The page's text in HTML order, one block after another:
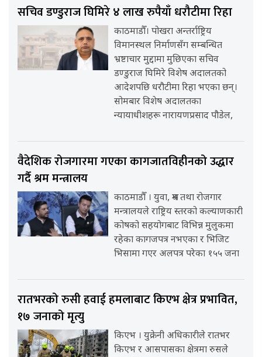
सचिव डण्डुराज घिमिरे ४ लाख रुपैयाँ धरौटीमा रिहा
काठमाडौँ। पोखरा अन्तर्राष्ट्रिय
विमानस्थल निर्माणसँग सम्बन्धित
भ्रष्टाचार मुद्दामा मुछिएका सचिव
डण्डुराज घिमिरे विशेष अदालतको
आदेशपछि धरौटीमा रिहा भएका छन्।
सोमबार विशेष अदालतका
न्यायाधीशहरू नारायणप्रसाद पौडेल,
वैदेशिक रोजगारमा गएका कागजातविहीनको उद्धार
गर्दै श्रम मन्त्रालय
काठमाडौँ । युवा, श्रम तथा रोजगार
मन्त्रालयले राष्ट्रिय स्तरको कल्याणकारी
कोषको सहयोगबाट विभिन्न मुलुकमा
रहेका कागजपत्र नभएका र भिजिट
भिसामा गएर अलपत्र परेका १५५ जना
रातभरको रुसी हवाई हमलाबाट किएभ क्षेत्र प्रभावित,
१७ जनाको मृत्यु
किएभ । युक्रेनी अधिकारीले रातभर
किएभ र आसपासका क्षेत्रमा रुसले